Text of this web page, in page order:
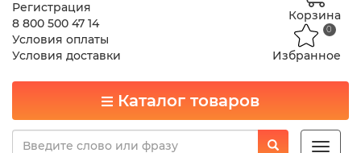
Регистрация
8 800 500 47 14
Условия оплаты
Условия доставки
Корзина
Избранное
0
Каталог товаров
Toggle